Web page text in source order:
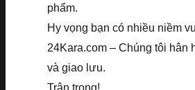
phẩm.
Hy vọng bạn có nhiều niềm
24Kara.com – Chúng tôi hân
và giao lưu.
Trân trọng!